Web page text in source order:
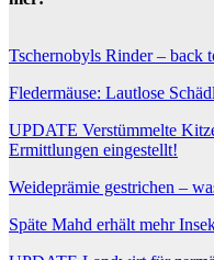
Tschernobyls Rinder – back
Fledermäuse: Lautlose
UPDATE Verstümmelte
Ermittlungen eingestellt!
Weideprämie gestrichen –
Späte Mahd erhält mehr